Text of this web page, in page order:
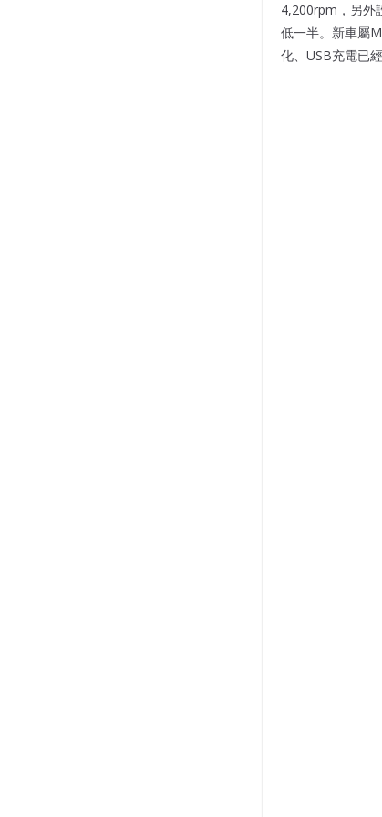
4,200rpm，另外
低一半。新車屬
化、USB充電已